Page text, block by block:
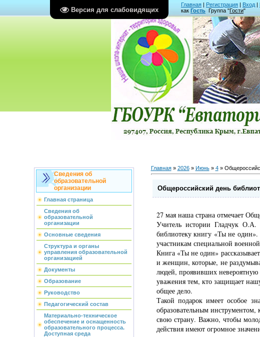
Версия для слабовидящих
Главная | Регистрация | Вход |
как Гость Группа "Гости"
Сведения об
образовательной
организации
Главная страница
Сведения об
образовательной
организации
Основные сведения
Структура и органы
управления образовательной
организацией
Документы
Образование
Руководство
Педагогический состав
Материально-техническое
обеспечение и оснащенность
образовательного процесса.
Доступная среда
Главная» 2026 » Июнь » 4»
Общероссийский день
27 мая наша страна отмечает
Учитель истории Гладчук
библиотеку книгу «Ты не
участникам специальной
Книга «Ты не один»
и женщин, которые, не
людей, проявивших невероятную
уважения тем, кто защищает
общее дело.
Такой подарок имеет особое
образовательным
свою страну. Важно, чтобы
действия имеют огромное